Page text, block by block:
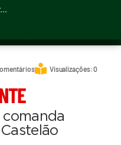
Visualizações: 0
comanda